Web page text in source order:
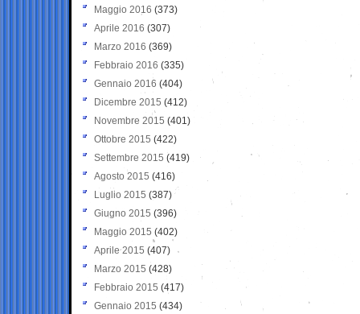
Maggio 2016 (373)
Aprile 2016 (307)
Marzo 2016 (369)
Febbraio 2016 (335)
Gennaio 2016 (404)
Dicembre 2015 (412)
Novembre 2015 (401)
Ottobre 2015 (422)
Settembre 2015 (419)
Agosto 2015 (416)
Luglio 2015 (387)
Giugno 2015 (396)
Maggio 2015 (402)
Aprile 2015 (407)
Marzo 2015 (428)
Febbraio 2015 (417)
Gennaio 2015 (434)